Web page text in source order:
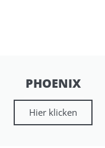
PHOENIX
Hier klicken